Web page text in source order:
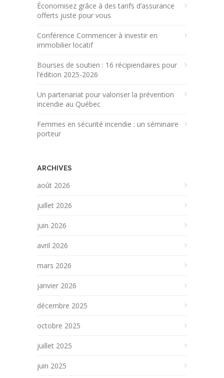
Économisez grâce à des tarifs d’assurance
offerts juste pour vous
Conférence Commencer à investir en
immobilier locatif
Bourses de soutien : 16 récipiendaires pour
l’édition 2025-2026
Un partenariat pour valoriser la prévention
incendie au Québec
Femmes en sécurité incendie : un séminaire
porteur
ARCHIVES
août 2026
juillet 2026
juin 2026
avril 2026
mars 2026
janvier 2026
décembre 2025
octobre 2025
juillet 2025
juin 2025